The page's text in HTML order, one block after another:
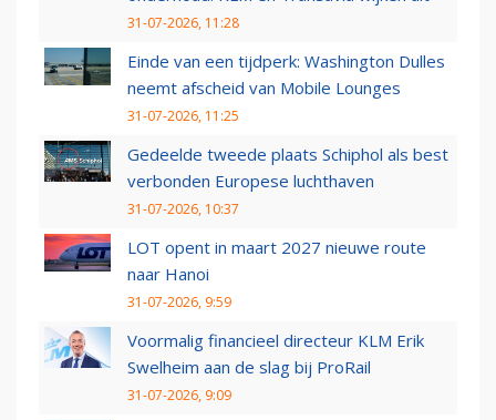
31-07-2026, 11:28
Einde van een tijdperk: Washington Dulles
neemt afscheid van Mobile Lounges
31-07-2026, 11:25
Gedeelde tweede plaats Schiphol als best
verbonden Europese luchthaven
31-07-2026, 10:37
LOT opent in maart 2027 nieuwe route
naar Hanoi
31-07-2026, 9:59
Voormalig financieel directeur KLM Erik
Swelheim aan de slag bij ProRail
31-07-2026, 9:09